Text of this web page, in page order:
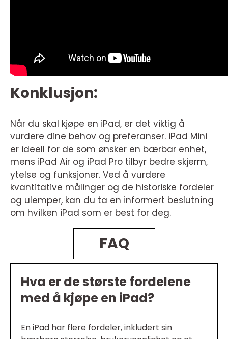
Konklusjon:
Når du skal kjøpe en iPad, er det viktig å
vurdere dine behov og preferanser. iPad Mini
er ideell for de som ønsker en bærbar enhet,
mens iPad Air og iPad Pro tilbyr bedre skjerm,
ytelse og funksjoner. Ved å vurdere
kvantitative målinger og de historiske fordeler
og ulemper, kan du ta en informert beslutning
om hvilken iPad som er best for deg.
FAQ
Hva er de største fordelene
med å kjøpe en iPad?
En iPad har flere fordeler, inkludert sin